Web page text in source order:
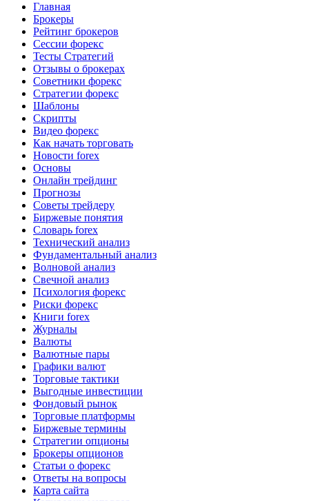
Главная
Брокеры
Рейтинг брокеров
Сессии форекс
Тесты Стратегий
Отзывы о брокерах
Советники форекс
Стратегии форекс
Шаблоны
Скрипты
Видео форекс
Как начать торговать
Новости forex
Основы
Онлайн трейдинг
Прогнозы
Советы трейдеру
Биржевые понятия
Словарь forex
Технический анализ
Фундаментальный анализ
Волновой анализ
Свечной анализ
Психология форекс
Риски форекс
Книги forex
Журналы
Валюты
Валютные пары
Графики валют
Торговые тактики
Выгодные инвестиции
Фондовый рынок
Торговые платформы
Биржевые термины
Стратегии опционы
Брокеры опционов
Статьи о форекс
Ответы на вопросы
Карта сайта